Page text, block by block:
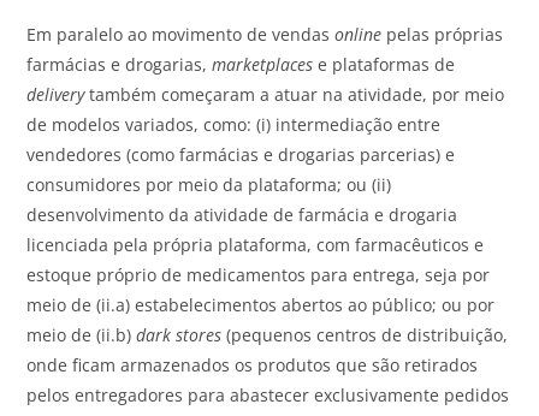
Em paralelo ao movimento de vendasonline pelas próprias
farmácias e drogarias,marketplacese plataformas de
deliverytambém começaram a atuar na atividade, por meio
de modelos variados, como: (i) intermediação entre
vendedores (como farmácias e drogarias parcerias) e
consumidores por meio da plataforma; ou (ii)
desenvolvimento da atividade de farmácia e drogaria
licenciada pela própria plataforma, com farmacêuticos e
estoque próprio de medicamentos para entrega, seja por
meio de (ii.a) estabelecimentos abertos ao público; ou por
meio de (ii.b)dark stores(pequenos centros de distribuição,
onde ficam armazenados os produtos que são retirados
pelos entregadores para abastecer exclusivamente pedidos